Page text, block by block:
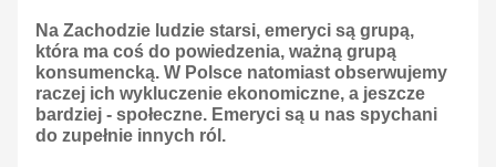
Na Zachodzie ludzie starsi, emeryci są grupą,
która ma coś do powiedzenia, ważną grupą
konsumencką. W Polsce natomiast obserwujemy
raczej ich wykluczenie ekonomiczne, a jeszcze
bardziej - społeczne. Emeryci są u nas spychani
do zupełnie innych ról.